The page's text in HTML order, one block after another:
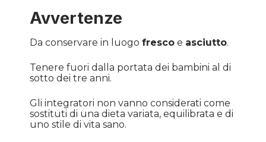
Avvertenze
Da conservare in luogo fresco e asciutto.
Tenere fuori dalla portata dei bambini al di
sotto dei tre anni.
Gli integratori non vanno considerati come
sostituti di una dieta variata, equilibrata e di
uno stile di vita sano.